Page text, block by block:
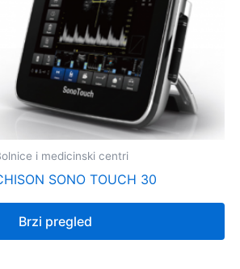
i medicinski centri
SONO TOUCH 30
Brzi pregled